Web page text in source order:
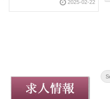
2025-02-22